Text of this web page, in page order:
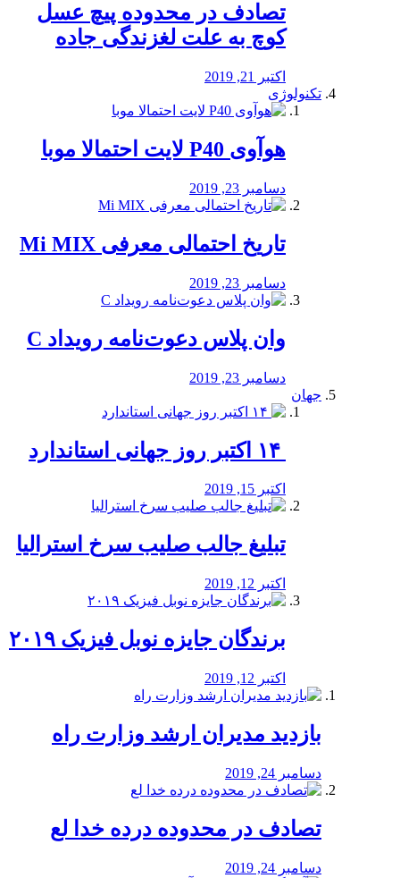
تصادف در محدوده پیچ عسل
کوچ به علت لغزندگی جاده
اکتبر 21, 2019
تکنولوژی
هوآوی P40 لایت احتمالا موبا
دسامبر 23, 2019
تاریخ احتمالی معرفی Mi MIX
دسامبر 23, 2019
وان پلاس دعوت‌نامه رویداد C
دسامبر 23, 2019
جهان
اکتبر 15, 2019
تبلیغ جالب صلیب سرخ استرالیا
اکتبر 12, 2019
برندگان جایزه نوبل فیزیک ۲۰۱۹
اکتبر 12, 2019
بازدید مدیران ارشد وزارت راه
دسامبر 24, 2019
تصادف در محدوده درده خدا لع
دسامبر 24, 2019